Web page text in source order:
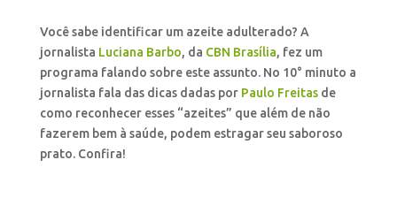
Você sabe identificar um azeite adulterado? A
jornalista Luciana Barbo, da CBN Brasília, fez um
programa falando sobre este assunto. No 10° minuto a
jornalista fala das dicas dadas por Paulo Freitasde
como reconhecer esses “azeites” que além de não
fazerem bem à saúde, podem estragar seu saboroso
prato. Confira!